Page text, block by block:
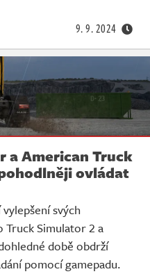
9. 9. 2024
a American Truck
ovládat
svých
Truck Simulator 2 a
době obdrží
pomocí gamepadu.